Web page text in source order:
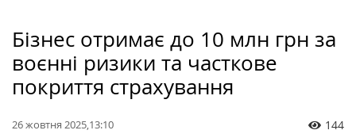
Бізнес отримає до 10 млн грн за
воєнні ризики та часткове
покриття страхування
26 жовтня 2025,13:10 144